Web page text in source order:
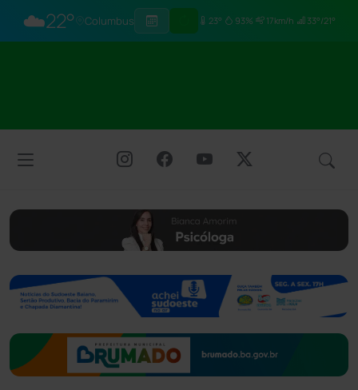
☁️22° Columbus 23° 93% 17km/h 33°/21°